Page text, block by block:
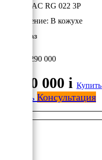
GENERAC RG 022 3P
Исполнение: В кожухе
17 кВт/Газ
1 290 000
1 290 000 i Купить
Купить Консультация